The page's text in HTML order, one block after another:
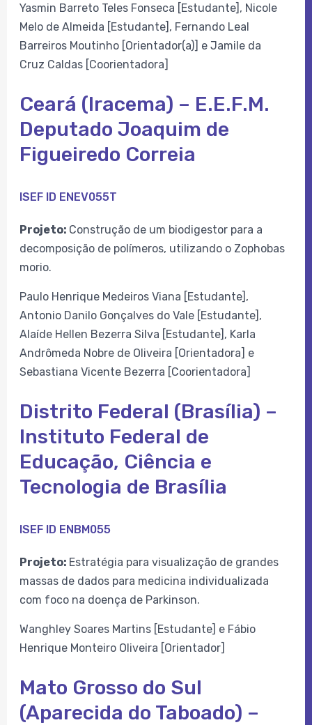
Yasmin Barreto Teles Fonseca [Estudante], Nicole
Melo de Almeida [Estudante], Fernando Leal
Barreiros Moutinho [Orientador(a)] e Jamile da
Cruz Caldas [Coorientadora]
Ceará (Iracema) – E.E.F.M.
Deputado Joaquim de
Figueiredo Correia
ISEF ID ENEV055T
Projeto: Construção de um biodigestor para a
decomposição de polímeros, utilizando o Zophobas
morio.
Paulo Henrique Medeiros Viana [Estudante],
Antonio Danilo Gonçalves do Vale [Estudante],
Alaíde Hellen Bezerra Silva [Estudante], Karla
Andrômeda Nobre de Oliveira [Orientadora] e
Sebastiana Vicente Bezerra [Coorientadora]
Distrito Federal (Brasília) –
Instituto Federal de
Educação, Ciência e
Tecnologia de Brasília
ISEF ID ENBM055
Projeto: Estratégia para visualização de grandes
massas de dados para medicina individualizada
com foco na doença de Parkinson.
Wanghley Soares Martins [Estudante] e Fábio
Henrique Monteiro Oliveira [Orientador]
Mato Grosso do Sul
(Aparecida do Taboado) –